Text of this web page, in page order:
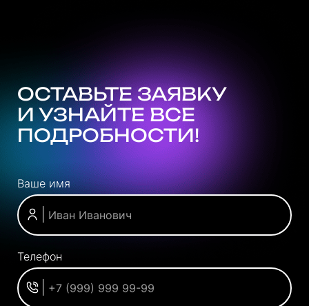
ОСТАВЬТЕ ЗАЯВКУ
И УЗНАЙТЕ ВСЕ
ПОДРОБНОСТИ!
Ваше имя
Телефон